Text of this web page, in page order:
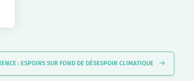
: ESPOIRS SUR FOND DE DÉSESPOIR CLIMATIQUE